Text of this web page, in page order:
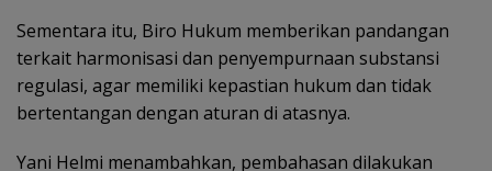
Sementara itu, Biro Hukum memberikan pandangan
terkait harmonisasi dan penyempurnaan substansi
regulasi, agar memiliki kepastian hukum dan tidak
bertentangan dengan aturan di atasnya.
Yani Helmi menambahkan, pembahasan dilakukan